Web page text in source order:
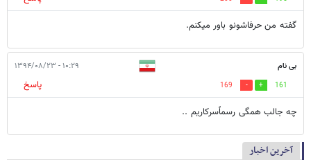
گفته من حرفاشونو باور میکنم.
بی نام ۱۰:۲۹ - ۱۳۹۴/۰۸/۲۳
161
169
پاسخ
چه جالب همگی رسماًسرکاریم ..
آخرین اخبار